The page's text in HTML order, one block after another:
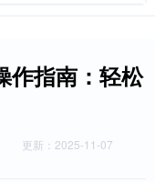
作指南：轻松
更新：2025-11-07